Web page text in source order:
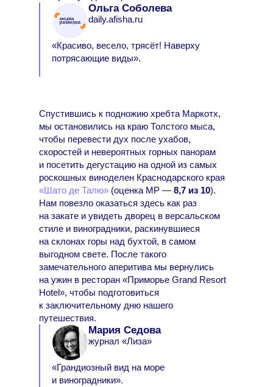
Ольга Соболева
daily.afisha.ru
«Красиво, весело, трясёт! Наверху
потрясающие виды».
Спустившись к подножию хребта Маркотх,
мы остановились на краю Толстого мыса,
чтобы перевести дух после ухабов,
скоростей и невероятных горных панорам
и посетить дегустацию на одной из самых
роскошных виноделен Краснодарского края
«Шато де Талю» (оценка МР — 8,7 из 10).
Нам повезло оказаться здесь как раз
на закате и увидеть дворец в версальском
стиле и виноградники, раскинувшиеся
на склонах горы над бухтой, в самом
выгодном свете. После такого
замечательного аперитива мы вернулись
на ужин в ресторан «Приморье Grand Resort
Hotel», чтобы подготовиться
к заключительному дню нашего
путешествия.
Мария Седова
журнал «Лиза»
«Грандиозный вид на море
и виноградники».